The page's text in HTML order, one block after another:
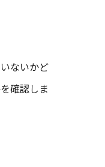
ないかど
確認しま